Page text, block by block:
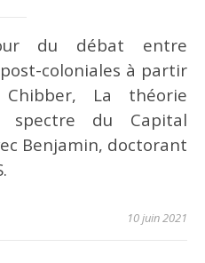
coloniales à partir
La théorie
spectre du Capital
Benjamin, doctorant
10 juin 2021